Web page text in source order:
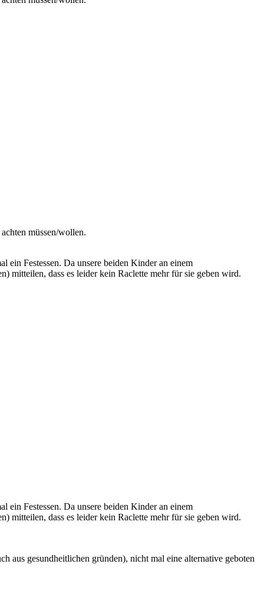
müssen/wollen.
ein Festessen. Da unsere beiden Kinder an einem
mitteilen, dass es leider kein Raclette mehr für sie geben wird.
ein Festessen. Da unsere beiden Kinder an einem
mitteilen, dass es leider kein Raclette mehr für sie geben wird.
aus gesundheitlichen gründen), nicht mal eine alternative geboten